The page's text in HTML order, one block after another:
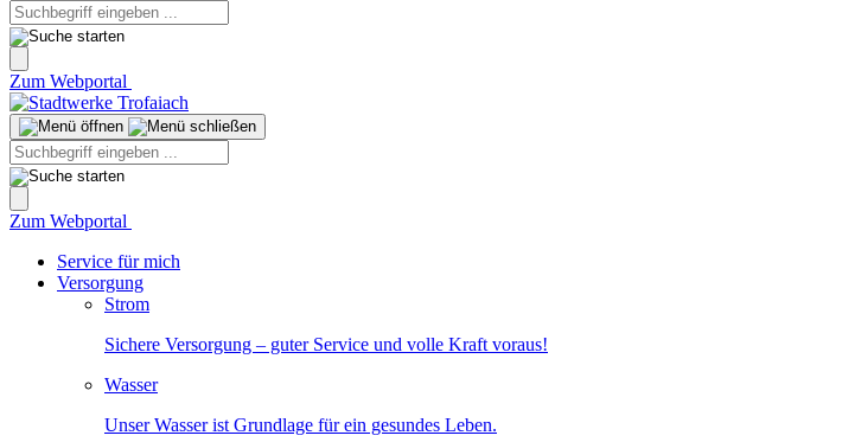
Zum Webportal
Zum Webportal
Service für mich
Versorgung
Strom
Sichere Versorgung – guter Service und volle Kraft voraus!
Wasser
Unser Wasser ist Grundlage für ein gesundes Leben.